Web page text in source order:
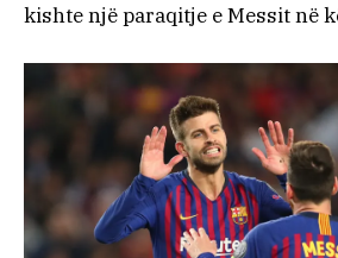
kishte një paraqitje e Messit në